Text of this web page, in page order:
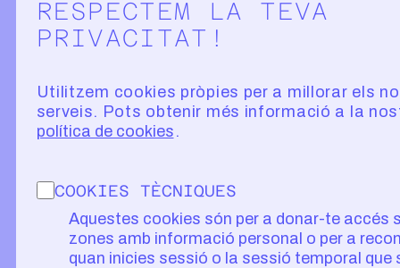
RESPECTEM LA TEVA
PRIVACITAT!
Utilitzem cookies pròpies per a millorar els
serveis. Pots obtenir més informació a la
política de cookies
COOKIES TÈCNIQUES
Aquestes cookies són per a donar-te accés
zones amb informació personal o per a
quan inicies sessió o la sessió temporal que